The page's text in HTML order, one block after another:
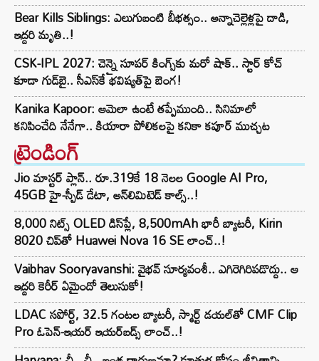
Bear Kills Siblings: ఎలుగుబంటి బీభత్సం.. అన్నాచెల్లెళ్లపై దాడి,
ఇద్దరి మృతి..!
CSK-IPL 2027: చెన్నై సూపర్ కింగ్స్‌కు మరో షాక్.. స్టార్ కోచ్
కూడా గుడ్‌బై.. సీఎస్‌కే భవిష్యత్‌పై బెంగ!
Kanika Kapoor: ఆమెలా ఉంటే తప్పేముంది.. సినిమాలో
కనిపించేది నేనేగా.. కియారా పోలికలపై కనికా కపూర్ ముచ్చట
ట్రెండింగ్‌
Jio మాస్టర్ ప్లాన్.. రూ.319కే 18 నెలల Google AI Pro,
45GB హై-స్పీడ్ డేటా, అన్⁭లిమిటెడ్ కాల్స్..!
8,000 నిట్స్ OLED డిస్‌ప్లే, 8,500mAh భారీ బ్యాటరీ, Kirin
8020 చిప్‌తో Huawei Nova 16 SE లాంచ్..!
Vaibhav Sooryavanshi: వైభవ్ సూర్యవంశీ.. ఎగిరెగిరిపడొద్దు.. ఆ
ఇద్దరి కెరీర్ ఏమైందో తెలుసుకో!
LDAC సపోర్ట్, 32.5 గంటల బ్యాటరీ, స్మార్ట్ డయల్‌తో CMF Clip
Pro ఓపెన్-ఇయర్ ఇయర్‌బడ్స్ లాంచ్..!